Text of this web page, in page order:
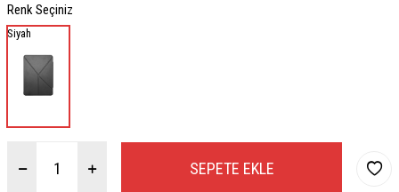
Renk Seçiniz
Siyah
SEPETE EKLE